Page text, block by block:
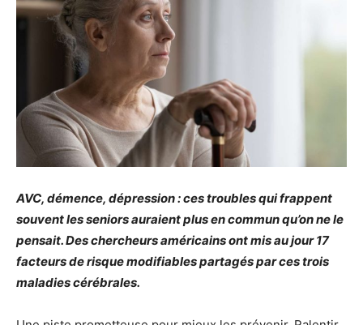
AVC, démence, dépression : ces troubles qui frappent
souvent les seniors auraient plus en commun qu’on ne le
pensait. Des chercheurs américains ont mis au jour 17
facteurs de risque modifiables partagés par ces trois
maladies cérébrales.